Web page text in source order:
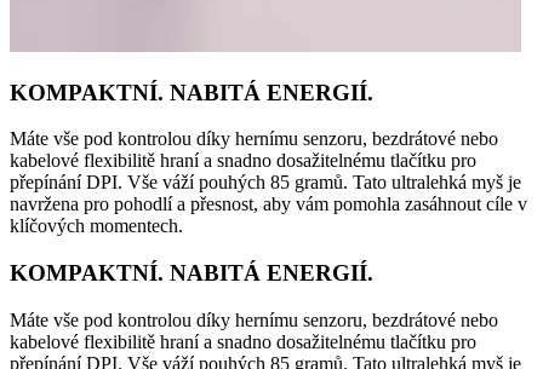
KOMPAKTNÍ. NABITÁ ENERGIÍ.
Máte vše pod kontrolou díky hernímu senzoru, bezdrátové nebo
kabelové flexibilitě hraní a snadno dosažitelnému tlačítku pro
přepínání DPI. Vše váží pouhých 85 gramů. Tato ultralehká myš je
navržena pro pohodlí a přesnost, aby vám pomohla zasáhnout cíle v
klíčových momentech.
KOMPAKTNÍ. NABITÁ ENERGIÍ.
Máte vše pod kontrolou díky hernímu senzoru, bezdrátové nebo
kabelové flexibilitě hraní a snadno dosažitelnému tlačítku pro
přepínání DPI. Vše váží pouhých 85 gramů. Tato ultralehká myš je